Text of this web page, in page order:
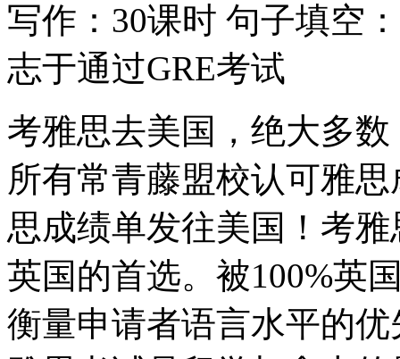
写作：30课时 句子填空
志于通过GRE考试
考雅思去美国，绝大多
所有常青藤盟校认可雅
思成绩单发往美国！考
英国的首选。被100%英
衡量申请者语言水平的